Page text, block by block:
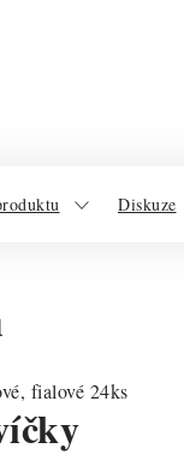
Diskuze